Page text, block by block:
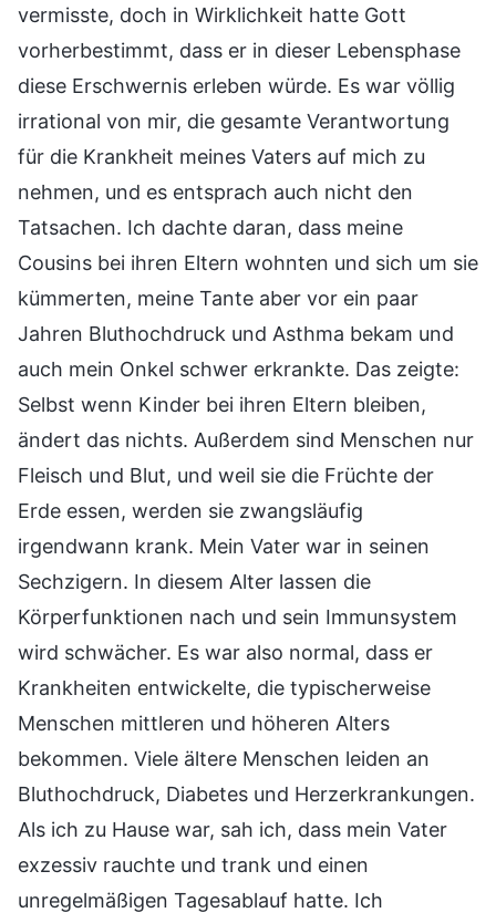
vermisste, doch in Wirklichkeit hatte Gott
vorherbestimmt, dass er in dieser Lebensphase
diese Erschwernis erleben würde. Es war völlig
irrational von mir, die gesamte Verantwortung
für die Krankheit meines Vaters auf mich zu
nehmen, und es entsprach auch nicht den
Tatsachen. Ich dachte daran, dass meine
Cousins bei ihren Eltern wohnten und sich um sie
kümmerten, meine Tante aber vor ein paar
Jahren Bluthochdruck und Asthma bekam und
auch mein Onkel schwer erkrankte. Das zeigte:
Selbst wenn Kinder bei ihren Eltern bleiben,
ändert das nichts. Außerdem sind Menschen nur
Fleisch und Blut, und weil sie die Früchte der
Erde essen, werden sie zwangsläufig
irgendwann krank. Mein Vater war in seinen
Sechzigern. In diesem Alter lassen die
Körperfunktionen nach und sein Immunsystem
wird schwächer. Es war also normal, dass er
Krankheiten entwickelte, die typischerweise
Menschen mittleren und höheren Alters
bekommen. Viele ältere Menschen leiden an
Bluthochdruck, Diabetes und Herzerkrankungen.
Als ich zu Hause war, sah ich, dass mein Vater
exzessiv rauchte und trank und einen
unregelmäßigen Tagesablauf hatte. Ich